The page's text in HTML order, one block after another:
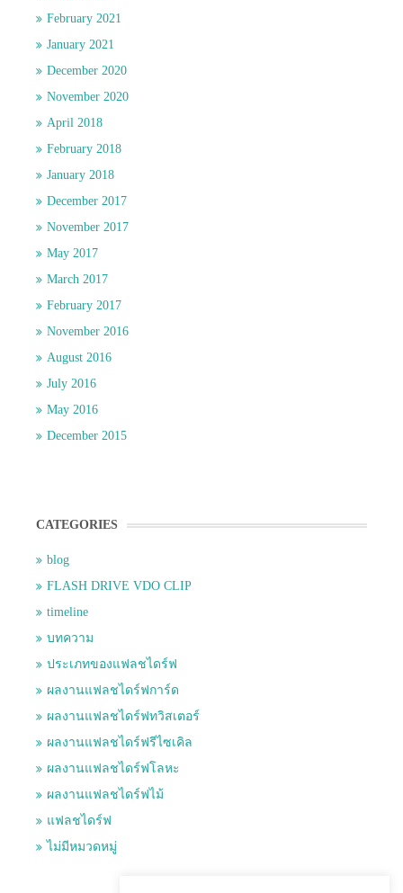
February 2021
January 2021
December 2020
November 2020
April 2018
February 2018
January 2018
December 2017
November 2017
May 2017
March 2017
February 2017
November 2016
August 2016
July 2016
May 2016
December 2015
CATEGORIES
blog
FLASH DRIVE VDO CLIP
timeline
บทความ
ประเภทของแฟลชไดร์ฟ
ผลงานแฟลชไดร์ฟการ์ด
ผลงานแฟลชไดร์ฟทวิสเตอร์
ผลงานแฟลชไดร์ฟรีไซเคิล
ผลงานแฟลชไดร์ฟโลหะ
ผลงานแฟลชไดร์ฟไม้
แฟลชไดร์ฟ
ไม่มีหมวดหมู่